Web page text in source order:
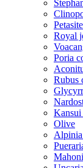
Royal
Poria
Rubus
Olive